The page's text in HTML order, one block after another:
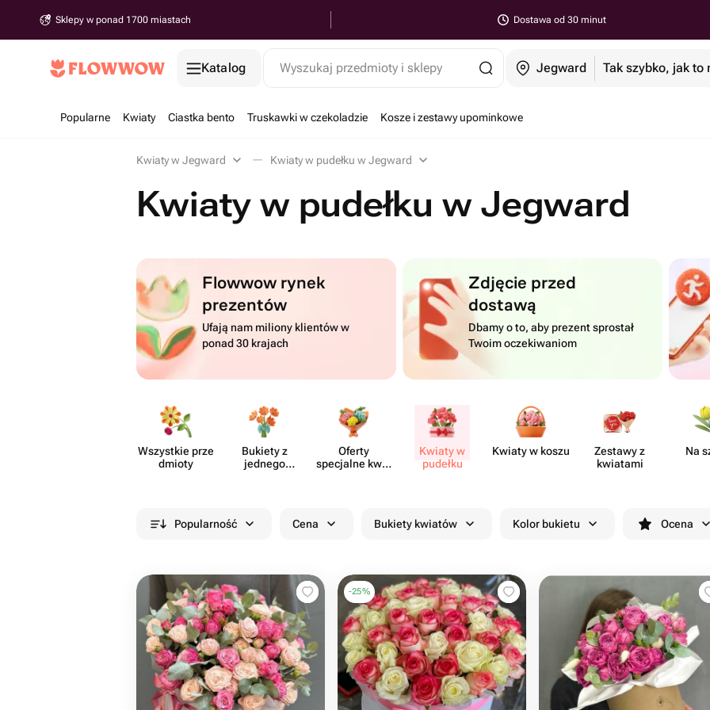
Sklepy w ponad 1700 miastach Dostawa od 30 minut
Katalog Wyszukaj przedmioty i sklepy Jegward Tak szybko, jak to
Popularne Kwiaty Ciastka bento Truskawki w czekoladzie Kosze i zestawy upominkowe
Kwiaty w Jegward Kwiaty w pudełku w Jegward
Kwiaty w pudełku w Jegward
Flowwow rynek
prezentów
Ufają nam miliony klientów w
ponad 30 krajach
Zdjęcie przed
dostawą
Dbamy o to, aby prezent sprostał
Twoim oczekiwaniom
Wszystkie prze​
dmioty
Bukiety z
jednego
Oferty
specjalne kwia​
Kwiaty w
pudełku
Kwiaty w koszu
Zestawy z
kwiatami
Na
Popularność Cena Bukiety kwiatów Kolor bukietu Ocena
-25%